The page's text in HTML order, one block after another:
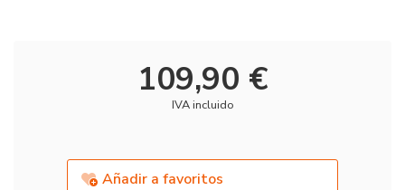
109,90 €
IVA incluido
Añadir a favoritos